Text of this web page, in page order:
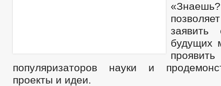
будущих
популяризаторов науки и
проекты и идеи.